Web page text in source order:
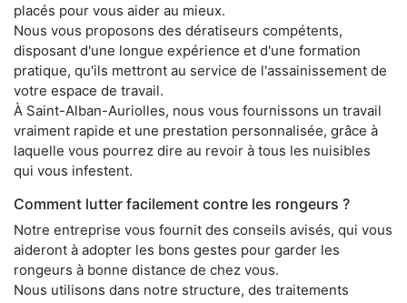
placés pour vous aider au mieux.
Nous vous proposons des dératiseurs compétents,
disposant d'une longue expérience et d'une formation
pratique, qu'ils mettront au service de l'assainissement de
votre espace de travail.
À Saint-Alban-Auriolles, nous vous fournissons un travail
vraiment rapide et une prestation personnalisée, grâce à
laquelle vous pourrez dire au revoir à tous les nuisibles
qui vous infestent.
Comment lutter facilement contre les rongeurs ?
Notre entreprise vous fournit des conseils avisés, qui vous
aideront à adopter les bons gestes pour garder les
rongeurs à bonne distance de chez vous.
Nous utilisons dans notre structure, des traitements